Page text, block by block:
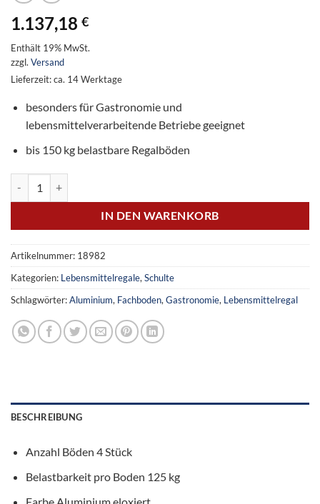
1.137,18 €
Enthält 19% MwSt.
zzgl. Versand
Lieferzeit: ca. 14 Werktage
besonders für Gastronomie und
lebensmittelverarbeitende Betriebe geeignet
bis 150 kg belastbare Regalböden
IN DEN WARENKORB
Artikelnummer: 18982
Kategorien: Lebensmittelregale,Schulte
Schlagwörter:Aluminium, Fachboden,Gastronomie, Lebensmittelregal
BESCHREIBUNG
Anzahl Böden 4 Stück
Belastbarkeit pro Boden 125 kg
Farbe Aluminium eloxiert